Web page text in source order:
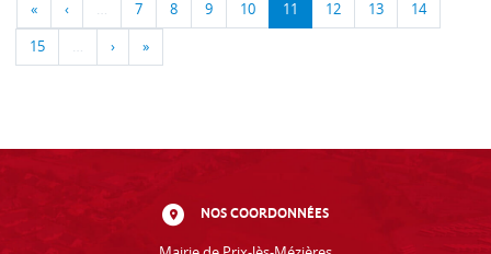
« ‹ … 7 8 9 10 11 12 13 14
15 … › »
NOS COORDONNÉES